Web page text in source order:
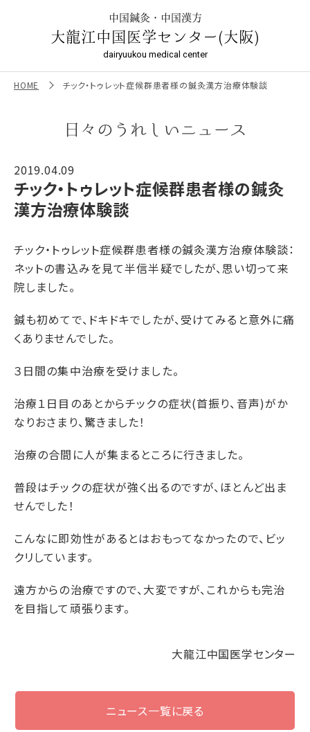
江中国医学センター（大阪）中国鍼灸・中国漢方
大龍江中国医学センター(大阪)
dairyuukou medical center
HOME チック・トゥレット症候群患者様の鍼灸漢方治療体験談
日々のうれしいニュース
2019.04.09
チック・トゥレット症候群患者様の鍼灸
漢方治療体験談
チック・トゥレット症候群患者様の鍼灸漢方治療体験談：
ネットの書込みを見て半信半疑でしたが、思い切って来
院しました。
鍼も初めてで、ドキドキでしたが、受けてみると意外に痛
くありませんでした。
３日間の集中治療を受けました。
治療１日目のあとからチックの症状(首振り、音声)がか
なりおさまり、驚きました！
治療の合間に人が集まるところに行きました。
普段はチックの症状が強く出るのですが、ほとんど出ま
せんでした！
こんなに即効性があるとはおもってなかったので、ビッ
クリしています。
遠方からの治療ですので、大変ですが、これからも完治
を目指して頑張ります。
大龍江中国医学センター
ニュース一覧に戻る